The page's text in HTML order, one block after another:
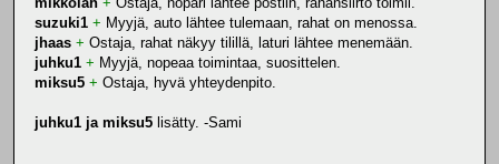
suzuki1 + Myyjä, auto lähtee tulemaan, rahat on menossa.
jhaas + Ostaja, rahat näkyy tilillä, laturi lähtee menemään.
juhku1 + Myyjä, nopeaa toimintaa, suosittelen.
miksu5 + Ostaja, hyvä yhteydenpito.
juhku1 ja miksu5 lisätty. -Sami